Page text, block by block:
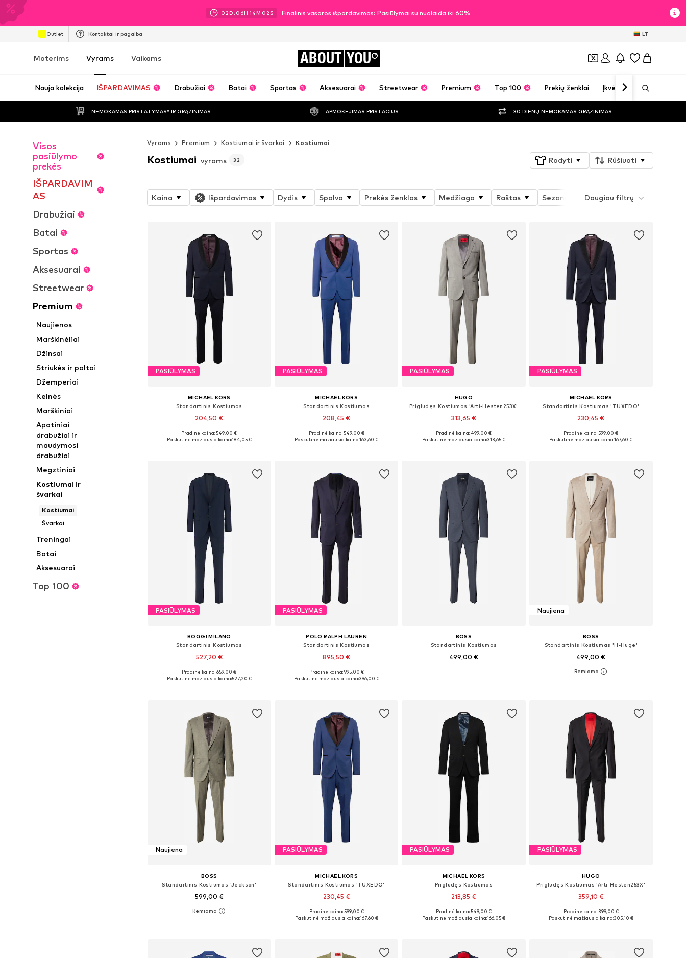
02D.06H 14M 00 S Finalinis vasaros išpardavimas: Pasiūlymai su nuolaida iki 60%
Outlet Kontaktai ir pagalba LT
Moterims Vyrams Vaikams ABOUT YOU
Nauja kolekcija IŠPARDAVIMAS Drabužiai Batai Sportas Aksesuarai Streetwear Premium Top 100 Prekių ženklai Įkvėpimas
NEMOKAMAS PRISTATYMAS* IR GRĄŽINIMAS APMOKĖJIMAS PRISTAČIUS 30 DIENŲ NEMOKAMAS GRĄŽINIMAS
Visos
pasiūlymo
prekės
IŠPARDAVIM
AS
Drabužiai
Batai
Sportas
Aksesuarai
Streetwear
Premium
Naujienos
Marškinėliai
Džinsai
Striukės ir paltai
Džemperiai
Kelnės
Marškiniai
Apatiniai
drabužiai ir
maudymosi
drabužiai
Megztiniai
Kostiumai ir
švarkai
Kostiumai
Švarkai
Treningai
Batai
Aksesuarai
Top 100
Vyrams Premium Kostiumai ir švarkai Kostiumai
Kostiumai vyrams 32 Rodyti Rūšiuoti
Kaina Išpardavimas Dydis Spalva Prekės ženklas Medžiaga Raštas Sezonas Prekės savybės
Daugiau filtrų
PASIŪLYMAS
MICHAEL KORS
Standartinis Kostiumas
204,50 €
Galimi dydžiai: 46, 48, 50, 54, 56
Pradinė kaina: 549,00 €
Paskutinė mažiausia kaina:184,05 €
PASIŪLYMAS
MICHAEL KORS
Standartinis Kostiumas
208,45 €
Yra daugybė dydžių
Pradinė kaina: 549,00 €
Paskutinė mažiausia kaina:163,60 €
PASIŪLYMAS
HUGO
Prigludęs Kostiumas 'Arti-Hesten253X'
313,65 €
Galimi dydžiai: 46, 52, 98
Pradinė kaina: 499,00 €
Paskutinė mažiausia kaina:313,65 €
PASIŪLYMAS
MICHAEL KORS
Standartinis Kostiumas 'TUXEDO'
230,45 €
Galimi dydžiai: 48, 50, 52, 54, 56
Pradinė kaina: 599,00 €
Paskutinė mažiausia kaina:167,60 €
PASIŪLYMAS
BOGGI MILANO
Standartinis Kostiumas
527,20 €
Galimi dydžiai: 46, 50, 52
Pradinė kaina: 659,00 €
Paskutinė mažiausia kaina:527,20 €
PASIŪLYMAS
POLO RALPH LAUREN
Standartinis Kostiumas
895,50 €
Pradinė kaina: 995,00 €
Paskutinė mažiausia kaina:396,00 €
BOSS
Standartinis Kostiumas
499,00 €
Naujiena
BOSS
Standartinis Kostiumas 'H-Huge'
499,00 €
Galimi dydžiai: 46, 48, 50, 52, 54, 56
Naujiena
BOSS
Standartinis Kostiumas 'Jeckson'
599,00 €
Galimi dydžiai: 46, 48, 50, 52, 54, 56
PASIŪLYMAS
MICHAEL KORS
Standartinis Kostiumas 'TUXEDO'
230,45 €
Yra daugybė dydžių
Pradinė kaina: 599,00 €
Paskutinė mažiausia kaina:167,60 €
PASIŪLYMAS
MICHAEL KORS
Prigludęs Kostiumas
213,85 €
Galimi dydžiai: 46, 48, 56, 58, 94
Pradinė kaina: 549,00 €
Paskutinė mažiausia kaina:166,05 €
PASIŪLYMAS
HUGO
Prigludęs Kostiumas 'Arti-Hesten253X'
359,10 €
Galimi dydžiai: 46, 48, 50, 52, 54, 56
Pradinė kaina: 399,00 €
Paskutinė mažiausia kaina:305,10 €